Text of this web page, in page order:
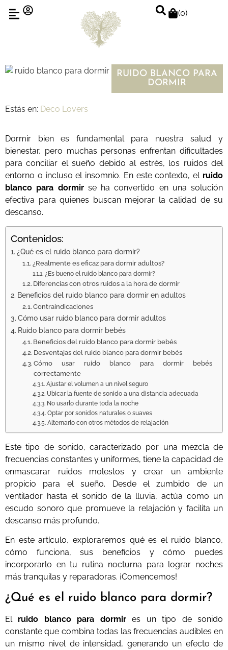
(0)
RUIDO BLANCO PARA
DORMIR
Estás en: Deco Lovers
Dormir bien es fundamental para nuestra salud y
bienestar, pero muchas personas enfrentan dificultades
para conciliar el sueño debido al estrés, los ruidos del
entorno o incluso el insomnio. En este contexto, el ruido
blanco para dormirse ha convertido en una solución
efectiva para quienes buscan mejorar la calidad de su
descanso.
Contenidos:
¿Qué es el ruido blanco para dormir?
¿Realmente es eficaz para dormir adultos?
¿Es bueno el ruido blanco para dormir?
Diferencias con otros ruidos a la hora de dormir
Beneficios del ruido blanco para dormir en adultos
Contraindicaciones
Cómo usar ruido blanco para dormir adultos
Ruido blanco para dormir bebés
Beneficios del ruido blanco para dormir bebés
Desventajas del ruido blanco para dormir bebés
Cómo usar ruido blanco para dormir bebés
correctamente
Ajustar el volumen a un nivel seguro
Ubicar la fuente de sonido a una distancia adecuada
No usarlo durante toda la noche
Optar por sonidos naturales o suaves
Alternarlo con otros métodos de relajación
Este tipo de sonido, caracterizado por una mezcla de
frecuencias constantes y uniformes, tiene la capacidad de
enmascarar ruidos molestos y crear un ambiente
propicio para el sueño. Desde el zumbido de un
ventilador hasta el sonido de la lluvia, actúa como un
escudo sonoro que promueve la relajación y facilita un
descanso más profundo.
En este artículo, exploraremos qué es el ruido blanco,
cómo funciona, sus beneficios y cómo puedes
incorporarlo en tu rutina nocturna para lograr noches
más tranquilas y reparadoras. ¡Comencemos!
¿Qué es el ruido blanco para dormir?
El ruido blanco para dormires un tipo de sonido
constante que combina todas las frecuencias audibles en
un mismo nivel de intensidad, generando un efecto de